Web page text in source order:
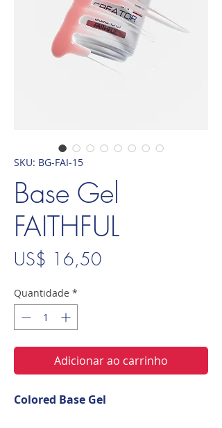
SKU: BG-FAI-15
Base Gel
FAITHFUL
US$ 16,50
Quantidade *
Adicionar ao carrinho
Colored Base Gel